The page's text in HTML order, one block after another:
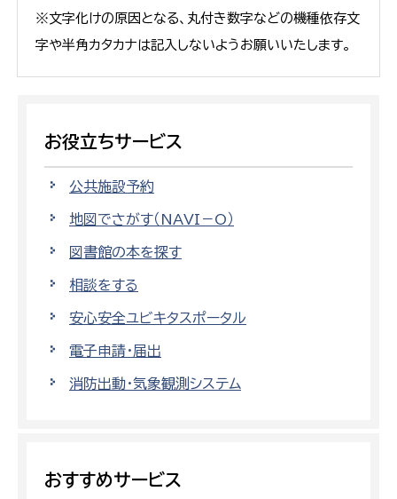
※文字化けの原因となる、丸付き数字などの機種依存文
字や半角カタカナは記入しないようお願いいたします。
お役立ちサービス
公共施設予約
地図でさがす（NAVI－O）
図書館の本を探す
相談をする
安心安全ユビキタスポータル
電子申請・届出
消防出動・気象観測システム
おすすめサービス